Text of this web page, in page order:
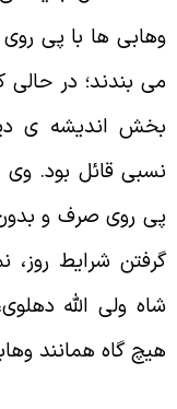
ها با پی روی
بندند؛ در حالی
اندیشه ی
قائل بود. وی
روی صرف و بدون
شرایط روز،
ولی الله
گاه همانند